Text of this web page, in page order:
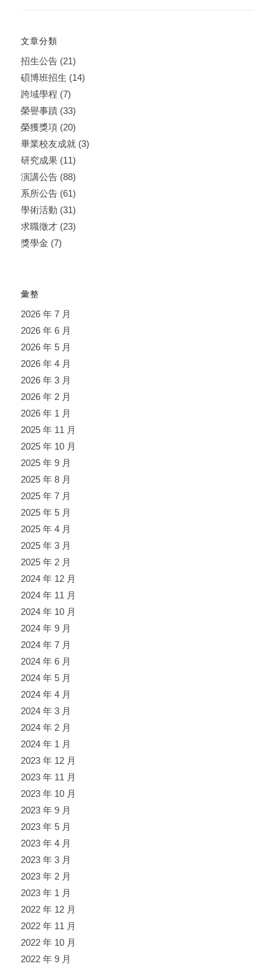
文章分類
招生公告(21)
碩博班招生 (14)
跨域學程 (7)
榮譽事蹟(33)
榮獲獎項(20)
畢業校友成就(3)
研究成果(11)
演講公告(88)
系所公告(61)
學術活動 (31)
求職徵才(23)
獎學金 (7)
彙整
2026 年 7 月
2026 年 6 月
2026 年 5 月
2026 年 4 月
2026 年 3 月
2026 年 2 月
2026 年 1 月
2025 年 11 月
2025 年 10 月
2025 年 9 月
2025 年 8 月
2025 年 7 月
2025 年 5 月
2025 年 4 月
2025 年 3 月
2025 年 2 月
2024 年 12 月
2024 年 11 月
2024 年 10 月
2024 年 9 月
2024 年 7 月
2024 年 6 月
2024 年 5 月
2024 年 4 月
2024 年 3 月
2024 年 2 月
2024 年 1 月
2023 年 12 月
2023 年 11 月
2023 年 10 月
2023 年 9 月
2023 年 5 月
2023 年 4 月
2023 年 3 月
2023 年 2 月
2023 年 1 月
2022 年 12 月
2022 年 11 月
2022 年 10 月
2022 年 9 月